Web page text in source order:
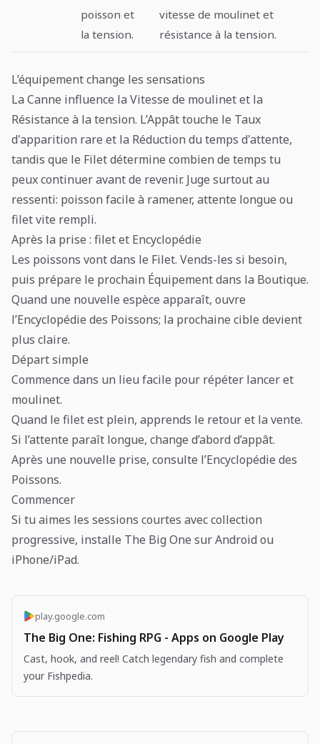
poisson et
la tension.
vitesse de moulinet et
résistance à la tension.
L’équipement change les sensations
La Canne influence la Vitesse de moulinet et la
Résistance à la tension. L’Appât touche le Taux
d'apparition rare et la Réduction du temps d'attente,
tandis que le Filet détermine combien de temps tu
peux continuer avant de revenir. Juge surtout au
ressenti: poisson facile à ramener, attente longue ou
filet vite rempli.
Après la prise : filet et Encyclopédie
Les poissons vont dans le Filet. Vends-les si besoin,
puis prépare le prochain Équipement dans la Boutique.
Quand une nouvelle espèce apparaît, ouvre
l’Encyclopédie des Poissons; la prochaine cible devient
plus claire.
Départ simple
Commence dans un lieu facile pour répéter lancer et
moulinet.
Quand le filet est plein, apprends le retour et la vente.
Si l’attente paraît longue, change d’abord d’appât.
Après une nouvelle prise, consulte l’Encyclopédie des
Poissons.
Commencer
Si tu aimes les sessions courtes avec collection
progressive, installe The Big One sur Android ou
iPhone/iPad.
play.google.com
The Big One: Fishing RPG - Apps on Google Play
Cast, hook, and reel! Catch legendary fish and complete
your Fishpedia.